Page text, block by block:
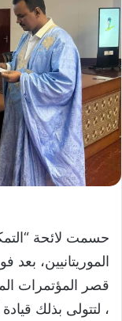
حسمت لائحة
الموريتانيين، بعد
قصر المؤتمرات
، لتتولى بذلك